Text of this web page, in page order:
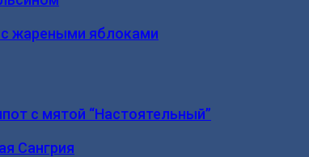
жареными яблоками
с мятой “Настоятельный”
Сангрия